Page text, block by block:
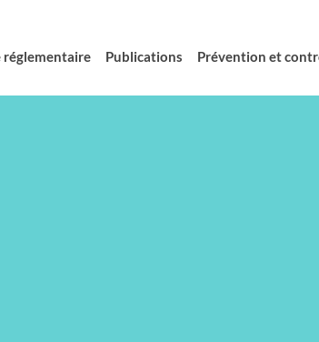
réglementaire Publications Prévention et